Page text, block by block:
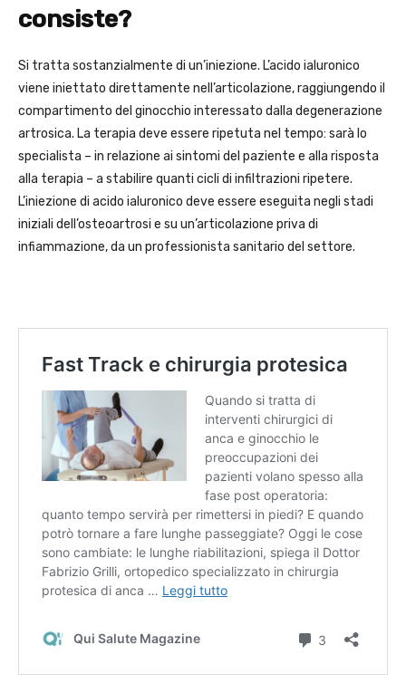
consiste?
Si tratta sostanzialmente di un’iniezione. L’acido ialuronico
viene iniettato direttamente nell’articolazione, raggiungendo il
compartimento del ginocchio interessato dalla degenerazione
artrosica. La terapia deve essere ripetuta nel tempo: sarà lo
specialista – in relazione ai sintomi del paziente e alla risposta
alla terapia – a stabilire quanti cicli di infiltrazioni ripetere.
L’iniezione di acido ialuronico deve essere eseguita negli stadi
iniziali dell’osteoartrosi e su un’articolazione priva di
infiammazione, da un professionista sanitario del settore.